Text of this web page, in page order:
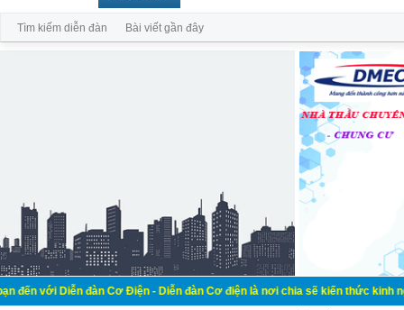
đàn Cơ Điện - Diễn đàn Cơ điện là nơi chia sẽ kiến thức kinh nghiệm
Tìm kiếm diễn đàn Bài viết gần đây